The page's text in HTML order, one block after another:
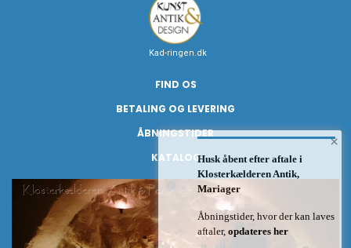
Kad-ringen.dk
FIND OS
BETALING OG LEVERING
ÅBNINGSTIDER
KATALOG
×
Husk åbent efter aftale i
Klosterkælderen Antik,
Mariager
Åbningstider, hvor der kan laves
aftaler, opdateres her